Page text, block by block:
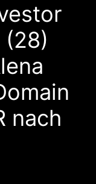
(28)
nach